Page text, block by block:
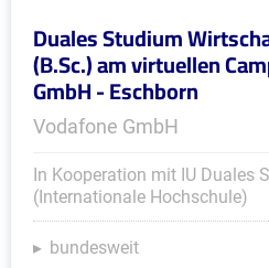
Duales Studium
(B.Sc.) am virtuellen
GmbH - Eschborn
Vodafone GmbH
In Kooperation mit IU Duales
(Internationale Hochschule)
bundesweit